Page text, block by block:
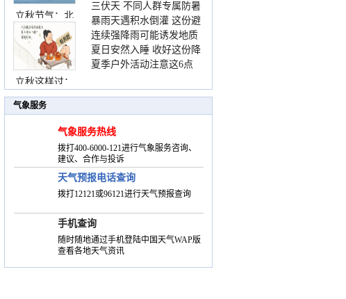
立秋节气：北
立秋这样过：
这份攻略请收好
三伏天 不同人群专属防暑
要点请收好
暴雨天遇积水倒灌 这份避
险提示请收好
连续强降雨可能诱发地质
灾害 这些前兆要知道
夏日安然入睡 收好这份降
温小贴士
夏季户外活动注意这6点
气象服务
气象服务热线
拨打400-6000-121进行气象服务咨询、
建议、合作与投诉
天气预报电话查询
拨打12121或96121进行天气预报查询
手机查询
随时随地通过手机登陆中国天气WAP版
查看各地天气资讯